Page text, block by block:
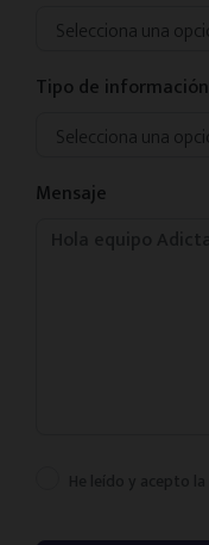
Tipo de información
Mensaje